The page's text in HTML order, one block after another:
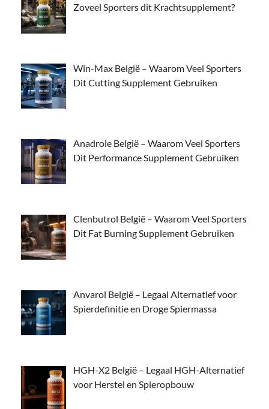
Zoveel Sporters dit Krachtsupplement?
Win-Max België – Waarom Veel Sporters
Dit Cutting Supplement Gebruiken
Anadrole België – Waarom Veel Sporters
Dit Performance Supplement Gebruiken
Clenbutrol België – Waarom Veel Sporters
Dit Fat Burning Supplement Gebruiken
Anvarol België – Legaal Alternatief voor
Spierdefinitie en Droge Spiermassa
HGH-X2 België – Legaal HGH-Alternatief
voor Herstel en Spieropbouw